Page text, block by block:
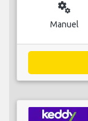
miscellaneous_services
Manuel